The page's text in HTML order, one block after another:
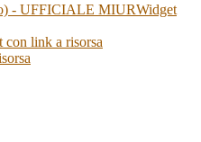
Widget
con link a risorsa